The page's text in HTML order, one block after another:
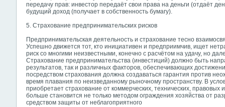
передачу прав: инвестор передаёт свои права на деньги (отдаёт
будущий доход (получает в собственность бумагу).
5. Страхование предпринимательских рисков
Предпринимательская деятельность и страхование тесно
Успешно движется тот, кто инициативен и предприимчив, ищет
риск со многими неизвестными, конечно с расчётом на удачу, но
Страхование предпринимательства (инвестиций) должно быть
результатов, так и различных факторов, обеспечивающих
посредством страхования должна создаваться гарантия против
время плавания по неизведанному рыночному пространству. В
приобретает страхование от коммерческих, технических, правовых
больше становится не только методом ограждения хозяйства от
средством защиты от неблагоприятного